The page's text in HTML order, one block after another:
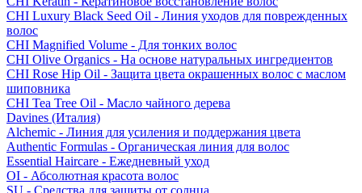
CHI Luxury Black Seed Oil - Линия уходов для поврежденных
волос
CHI Magnified Volume - Для тонких волос
CHI Olive Organics - На основе натуральных ингредиентов
CHI Rose Hip Oil - Защита цвета окрашенных волос с маслом
шиповника
CHI Tea Tree Oil - Масло чайного дерева
Davines (Италия)
Alchemic - Линия для усиления и поддержания цвета
Authentic Formulas - Органическая линия для волос
Essential Haircare - Eжедневный уход
OI - Абсолютная красота волос
SU - Средства для защиты от солнца